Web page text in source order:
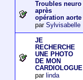
Troubles neuro
après
opération aorte
par Sylvisabelle
JE
RECHERCHE
UNE PHOTO
DE MON
CARDIOLOGUE
par linda